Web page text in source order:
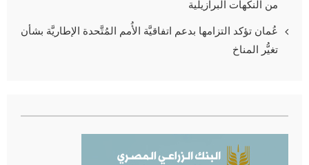
من النكهات البرازيلية
عُمان تؤكد التزامها بدعم اتفاقيَّة الأُمم المُتَّحدة الإطاريَّة بشأن
تغيُّر المناخ